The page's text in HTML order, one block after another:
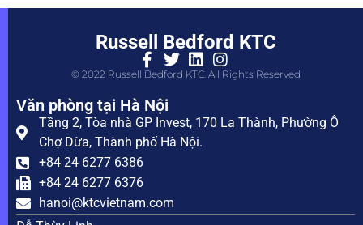
Russell Bedford KTC
© 2022 Russell Bedford KTC. All Rights Reserved
Văn phòng tại Hà Nội
Tầng 2, Tòa nhà GP Invest, 170 La Thành, Phường Ô
Chợ Dừa, Thành phố Hà Nội.
+84 24 6277 6386
+84 24 6277 6376
hanoi@ktcvietnam.com